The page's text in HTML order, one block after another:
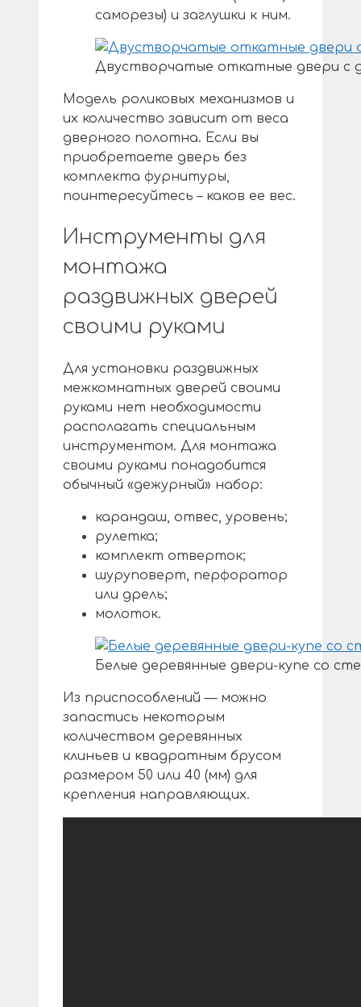
саморезы) и заглушки к ним.
Двустворчатые откатные двери с
Модель роликовых механизмов и
их количество зависит от веса
дверного полотна. Если вы
приобретаете дверь без
комплекта фурнитуры,
поинтересуйтесь – каков ее вес.
Инструменты для
монтажа
раздвижных дверей
своими руками
Для установки раздвижных
межкомнатных дверей своими
руками нет необходимости
располагать специальным
инструментом. Для монтажа
своими руками понадобится
обычный «дежурный» набор:
карандаш, отвес, уровень;
рулетка;
комплект отверток;
шуруповерт, перфоратор
или дрель;
молоток.
Белые деревянные двери-купе со
Из приспособлений — можно
запастись некоторым
количеством деревянных
клиньев и квадратным брусом
размером 50 или 40 (мм) для
крепления направляющих.